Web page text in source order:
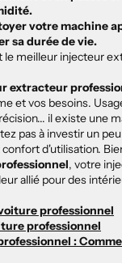
votre machine
sa durée de vie.
le meilleur injecteur
extracteur
et vos besoins.
il existe une
pas à investir un
d'utilisation.
, votre
allié pour des
professionnel
professionnel
: